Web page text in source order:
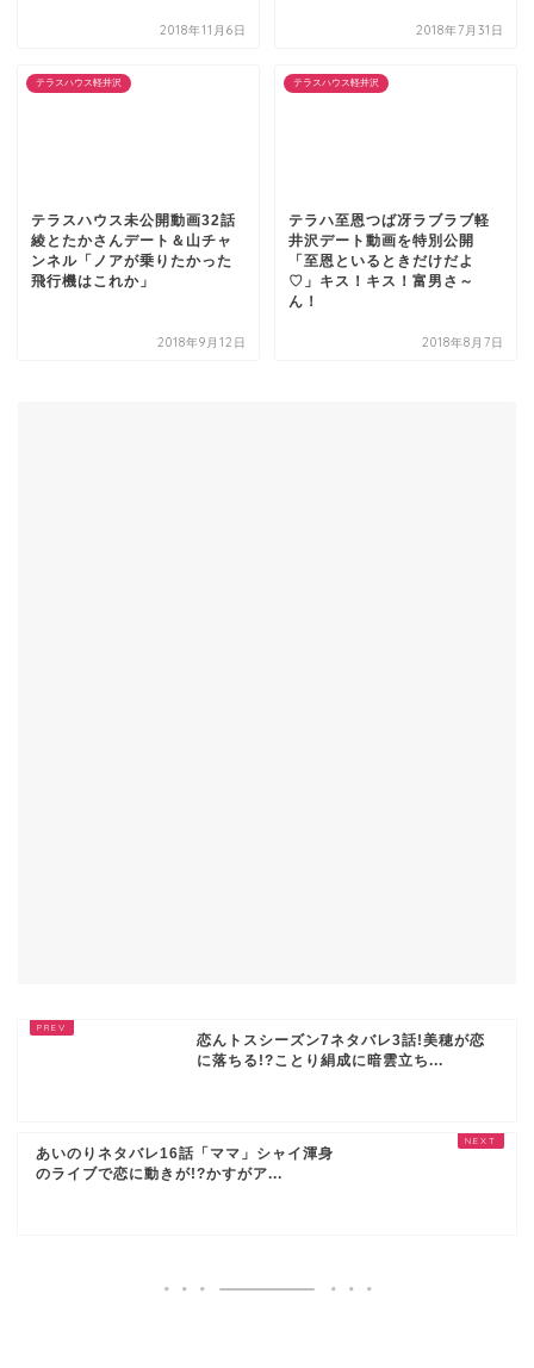
2018年11月6日 2018年7月31日
テラスハウス軽井沢
テラスハウス未公開動画32話
綾とたかさんデート＆山チャ
ンネル「ノアが乗りたかった
飛行機はこれか」
2018年9月12日
テラスハウス軽井沢
テラハ至恩つば冴ラブラブ軽
井沢デート動画を特別公開
「至恩といるときだけだよ
♡」キス！キス！富男さ～
ん！
2018年8月7日
恋んトスシーズン7ネタバレ3話!美穂が恋
に落ちる!?ことり絹成に暗雲立ち...
あいのりネタバレ16話「ママ」シャイ渾身
のライブで恋に動きが!?かすがア...